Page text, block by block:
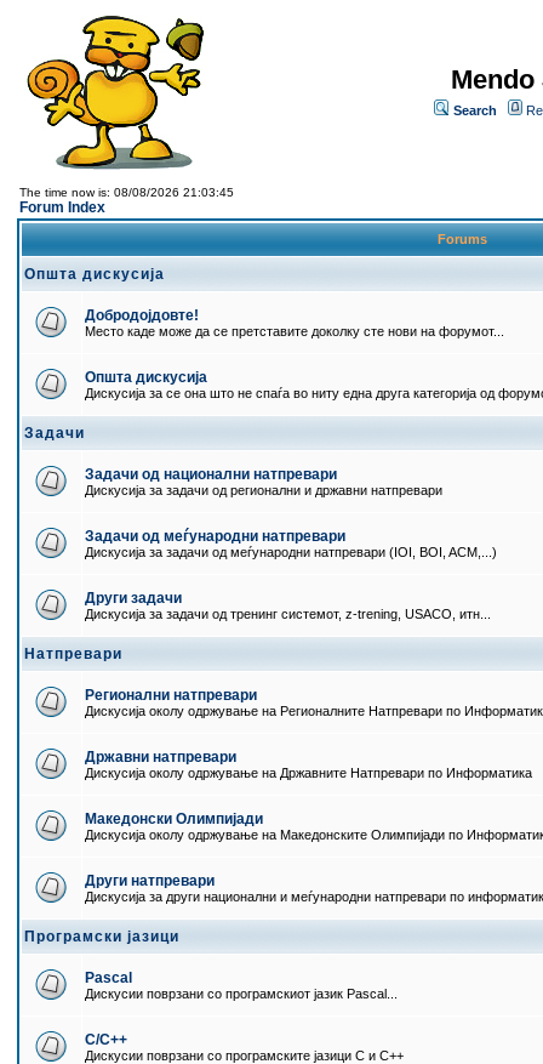
Search
The time now is: 08/08/2026 21:03:45
Forum Index
Forums
Општа дискусија
Добродојдовте!
Место каде може да се претставите доколку сте нови на форумот...
Општа дискусија
Дискусија за се она што не спаѓа во ниту една друга категорија од
Задачи
Задачи од национални натпревари
Дискусија за задачи од регионални и државни натпревари
Задачи од меѓународни натпревари
Дискусија за задачи од меѓународни натпревари (IOI, BOI, ACM,...)
Други задачи
Дискусија за задачи од тренинг системот, z-trening, USACO, итн...
Натпревари
Регионални натпревари
Дискусија околу одржување на Регионалните Натпревари по
Државни натпревари
Дискусија околу одржување на Државните Натпревари по Информатика
Македонски Олимпијади
Дискусија околу одржување на Македонските Олимпијади по
Други натпревари
Дискусија за други национални и меѓународни натпревари по
Програмски јазици
Pascal
Дискусии поврзани со програмскиот јазик Pascal...
C/C++
Дискусии поврзани со програмските јазици C и C++